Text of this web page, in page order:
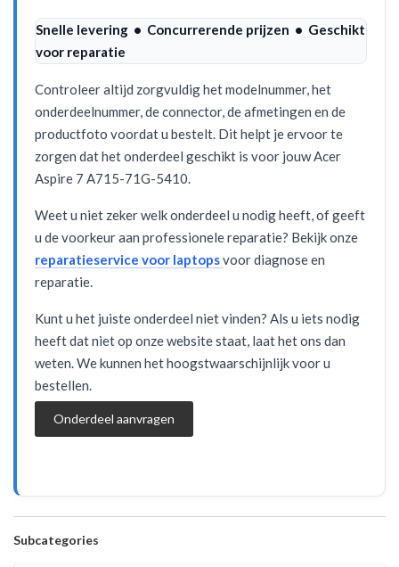
Snelle levering • Concurrerende prijzen • Geschikt
voor reparatie
Controleer altijd zorgvuldig het modelnummer, het
onderdeelnummer, de connector, de afmetingen en de
productfoto voordat u bestelt. Dit helpt je ervoor te
zorgen dat het onderdeel geschikt is voor jouw Acer
Aspire 7 A715-71G-5410.
Weet u niet zeker welk onderdeel u nodig heeft, of geeft
u de voorkeur aan professionele reparatie? Bekijk onze
reparatieservice voor laptopsvoor diagnose en
reparatie.
Kunt u het juiste onderdeel niet vinden? Als u iets nodig
heeft dat niet op onze website staat, laat het ons dan
weten. We kunnen het hoogstwaarschijnlijk voor u
bestellen.
Onderdeel aanvragen
Subcategories